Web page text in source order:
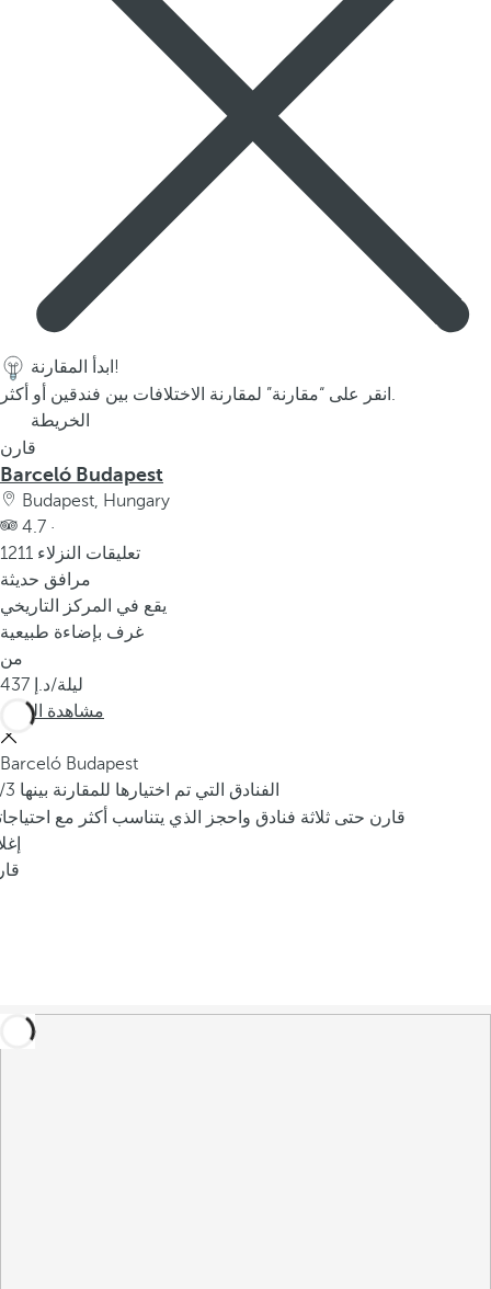
ابدأ المقارنة!
انقر على “مقارنة” لمقارنة الاختلافات بين فندقين أو أكثر.
الخريطة
قارن
Barceló Budapest
Budapest, Hungary
4.7 ·
1211 تعليقات النزلاء
مرافق حديثة
يقع في المركز التاريخي
غرف بإضاءة طبيعية
من
437
/ليلة
مشاهدة المزيد
Barceló Budapest
/3 الفنادق التي تم اختيارها للمقارنة بينها
قارن حتى ثلاثة فنادق واحجز الذي يتناسب أكثر مع